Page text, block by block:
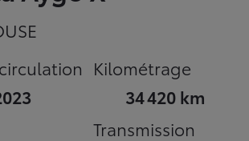
Kilométrage
34 420 km
Transmission